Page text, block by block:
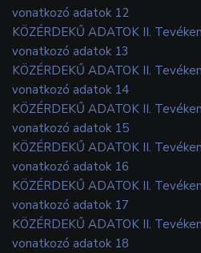
vonatkozó adatok 12
KÖZÉRDEKŰ ADATOK II.
vonatkozó adatok 13
KÖZÉRDEKŰ ADATOK II.
vonatkozó adatok 14
KÖZÉRDEKŰ ADATOK II.
vonatkozó adatok 15
KÖZÉRDEKŰ ADATOK II.
vonatkozó adatok 16
KÖZÉRDEKŰ ADATOK II.
vonatkozó adatok 17
KÖZÉRDEKŰ ADATOK II.
vonatkozó adatok 18